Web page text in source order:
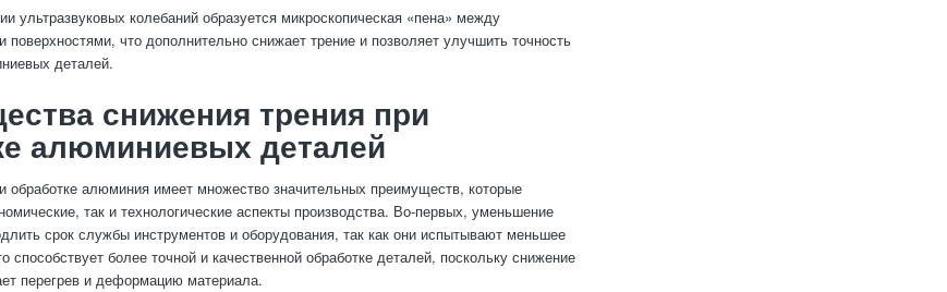
ультразвуковых колебаний образуется микроскопическая «пена» между
поверхностями, что дополнительно снижает трение и позволяет улучшить точность
деталей.
снижения трения при
алюминиевых деталей
обработке алюминия имеет множество значительных преимуществ, которые
так и технологические аспекты производства. Во-первых, уменьшение
срок службы инструментов и оборудования, так как они испытывают меньшее
способствует более точной и качественной обработке деталей, поскольку снижение
перегрев и деформацию материала.